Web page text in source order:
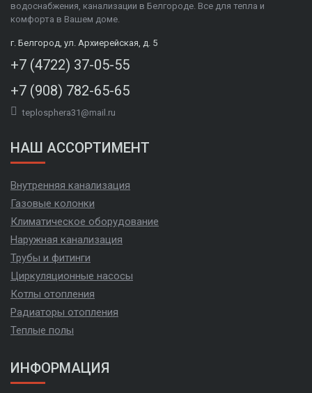
водоснабжения, канализации в Белгороде. Все для тепла и
комфорта в Вашем доме.
г. Белгород, ул. Архиерейская, д. 5
+7 (4722) 37-05-55
+7 (908) 782-65-65
teplosphera31@mail.ru
НАШ АССОРТИМЕНТ
Внутренняя канализация
Газовые колонки
Климатическое оборудование
Наружная канализация
Трубы и фитинги
Циркуляционные насосы
Котлы отопления
Радиаторы отопления
Теплые полы
ИНФОРМАЦИЯ